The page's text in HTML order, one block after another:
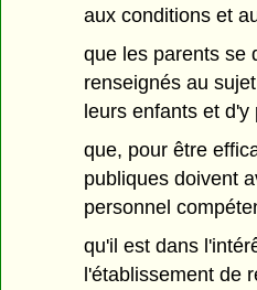
aux conditions et
que les parents se
renseignés au
leurs enfants et d'y
que, pour être
publiques doivent
personnel
qu'il est dans
l'établissement de